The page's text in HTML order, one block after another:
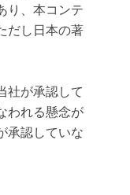
り、本コンテ
だし日本の著
社が承認して
われる懸念が
承認していな